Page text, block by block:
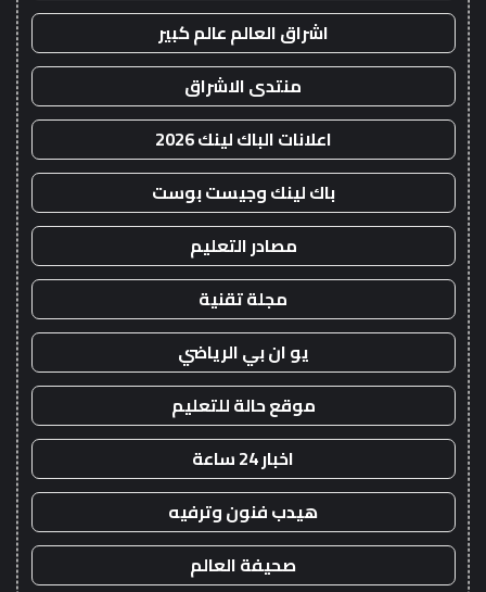
اشراق العالم عالم كبير
منتدى الاشراق
اعلانات الباك لينك 2026
باك لينك وجيست بوست
مصادر التعليم
مجلة تقنية
يو ان بي الرياضي
موقع حالة للتعليم
اخبار 24 ساعة
هيدب فنون وترفيه
صحيفة العالم